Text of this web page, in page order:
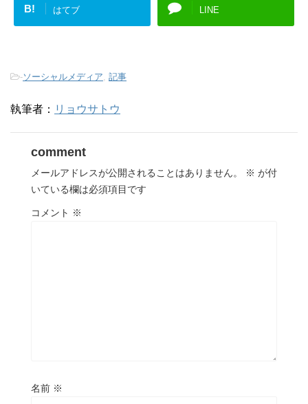
B! はてブ LINE
-ソーシャルメディア, 記事
執筆者： リョウサトウ
comment
メールアドレスが公開されることはありません。 ※ が付
いている欄は必須項目です
コメント ※
名前 ※